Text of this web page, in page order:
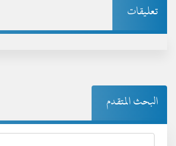
تعليقات
البحث المتقدم